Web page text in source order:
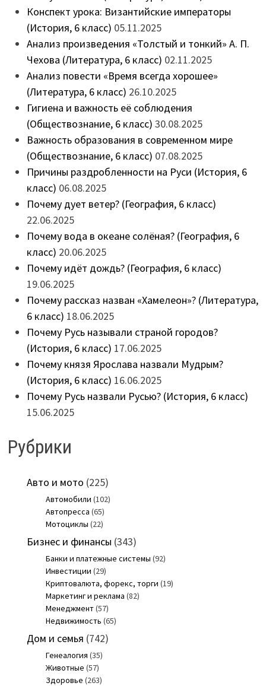
Конспект урока: Византийские императоры
(История, 6 класс) 05.11.2025
Анализ произведения «Толстый и тонкий» А. П.
Чехова (Литература, 6 класс) 02.11.2025
Анализ повести «Время всегда хорошее»
(Литература, 6 класс) 26.10.2025
Гигиена и важность её соблюдения
(Обществознание, 6 класс) 30.08.2025
Важность образования в современном мире
(Обществознание, 6 класс) 07.08.2025
Причины раздробленности на Руси (История, 6
класс) 06.08.2025
Почему дует ветер? (География, 6 класс)
22.06.2025
Почему вода в океане солёная? (География, 6
класс) 20.06.2025
Почему идёт дождь? (География, 6 класс)
19.06.2025
Почему рассказ назван «Хамелеон»? (Литература,
6 класс) 18.06.2025
Почему Русь называли страной городов?
(История, 6 класс) 17.06.2025
Почему князя Ярослава назвали Мудрым?
(История, 6 класс) 16.06.2025
Почему Русь назвали Русью? (История, 6 класс)
15.06.2025
Рубрики
Авто и мото (225)
Автомобили (102)
Автопресса (65)
Мотоциклы (22)
Бизнес и финансы (343)
Банки и платежные системы (92)
Инвестиции (29)
Криптовалюта, форекс, торги (19)
Маркетинг и реклама (82)
Менеджмент(57)
Недвижимость (65)
Дом и семья (742)
Генеалогия (35)
Животные (57)
Здоровье (263)